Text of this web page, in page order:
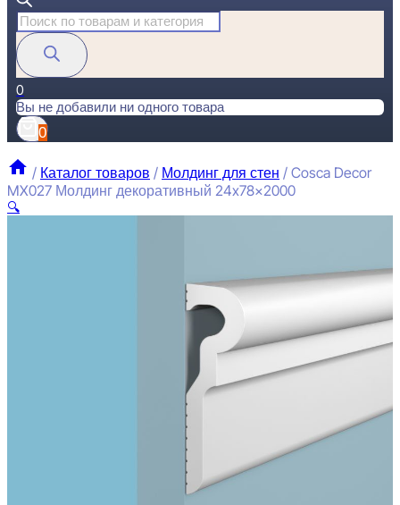
Поиск
товаров
0
Вы не добавили ни одного товара
0
/ Каталог товаров / Молдинг для стен / Cosca Decor
MX027 Молдинг декоративный 24x78x2000
🔍